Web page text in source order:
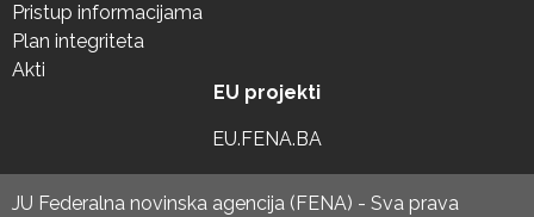
Pristup informacijama
Plan integriteta
Akti
EU projekti
EU.FENA.BA
JU Federalna novinska agencija (FENA) - Sva prava